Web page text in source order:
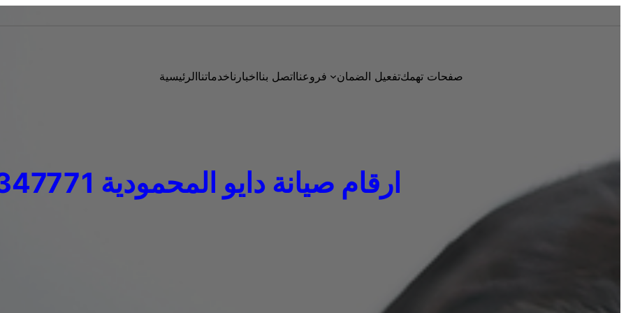
الرئيسيةخدماتنااخبارنااتصل بنافروعنا تفعيل الضمانصفحات تهمك
ارقام صيانة دايو المحمودية 01129347771